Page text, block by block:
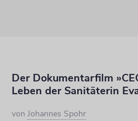
Der Dokumentarfilm
Leben der Sanitäterin
von Johannes Spohr